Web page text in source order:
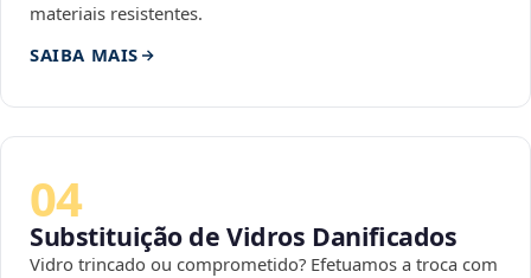
materiais resistentes.
SAIBA MAIS
04
Substituição de Vidros Danificados
Vidro trincado ou comprometido? Efetuamos a troca com